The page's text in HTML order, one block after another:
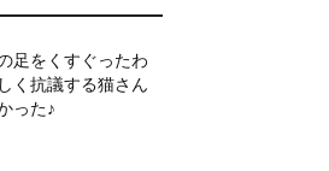
足をくすぐったわ
く抗議する猫さん
った♪